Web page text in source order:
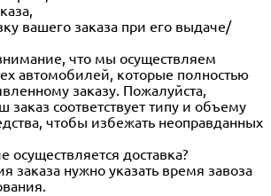
вашего заказа при его выдаче/
что мы осуществляем
автомобилей, которые полностью
заказу. Пожалуйста,
заказ соответствует типу и объему
чтобы избежать неоправданных
осуществляется доставка?
заказа нужно указать время завоза